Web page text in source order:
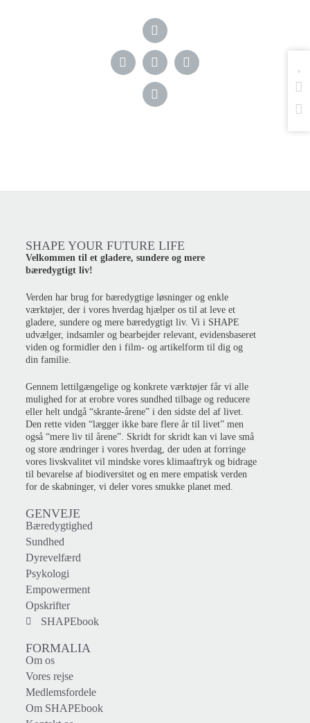
SHAPE YOUR FUTURE LIFE
Velkommen til et gladere, sundere og mere
bæredygtigt liv!
Verden har brug for bæredygtige løsninger og enkle
værktøjer, der i vores hverdag hjælper os til at leve et
gladere, sundere og mere bæredygtigt liv. Vi i SHAPE
udvælger, indsamler og bearbejder relevant, evidensbaseret
viden og formidler den i film- og artikelform til dig og
din familie.
Gennem lettilgængelige og konkrete værktøjer får vi alle
mulighed for at erobre vores sundhed tilbage og reducere
eller helt undgå “skrante-årene” i den sidste del af livet.
Den rette viden “lægger ikke bare flere år til livet” men
også “mere liv til årene”. Skridt for skridt kan vi lave små
og store ændringer i vores hverdag, der uden at forringe
vores livskvalitet vil mindske vores klimaaftryk og bidrage
til bevarelse af biodiversitet og en mere empatisk verden
for de skabninger, vi deler vores smukke planet med.
GENVEJE
Bæredygtighed
Sundhed
Dyrevelfærd
Psykologi
Empowerment
Opskrifter
SHAPEbook
FORMALIA
Om os
Vores rejse
Medlemsfordele
Om SHAPEbook